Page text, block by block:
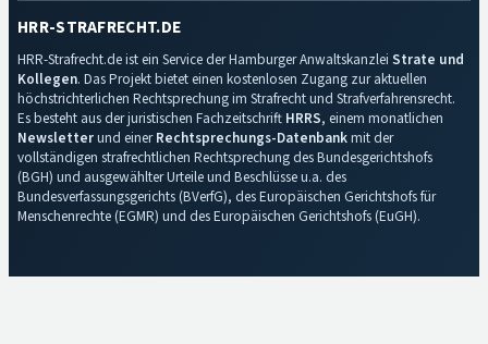
HRR-STRAFRECHT.DE
HRR-Strafrecht.de ist ein Service der Hamburger Anwaltskanzlei Strate und
Kollegen. Das Projekt bietet einen kostenlosen Zugang zur aktuellen
höchstrichterlichen Rechtsprechung im Strafrecht und Strafverfahrensrecht.
Es besteht aus der juristischen Fachzeitschrift HRRS, einem monatlichen
Newsletterund einerRechtsprechungs-Datenbankmit der
vollständigen strafrechtlichen Rechtsprechung des Bundesgerichtshofs
(BGH) und ausgewählter Urteile und Beschlüsse u.a. des
Bundesverfassungsgerichts (BVerfG), des Europäischen Gerichtshofs für
Menschenrechte (EGMR) und des Europäischen Gerichtshofs (EuGH).
Impressum·Datenschutz